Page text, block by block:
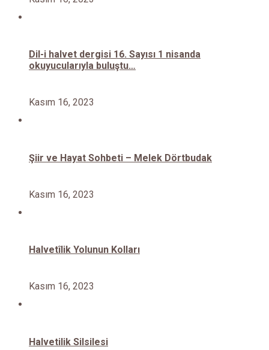
Dil-i halvet dergisi 16. Sayısı 1 nisanda
okuyucularıyla buluştu…
Kasım 16, 2023
Şiir ve Hayat Sohbeti – Melek Dörtbudak
Kasım 16, 2023
Halvetîlik Yolunun Kolları
Kasım 16, 2023
Halvetilik Silsilesi